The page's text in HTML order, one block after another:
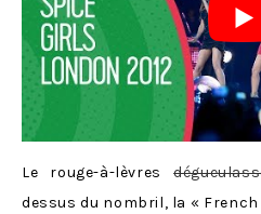
Le rouge-à-lèvres
dessus du nombril, la «